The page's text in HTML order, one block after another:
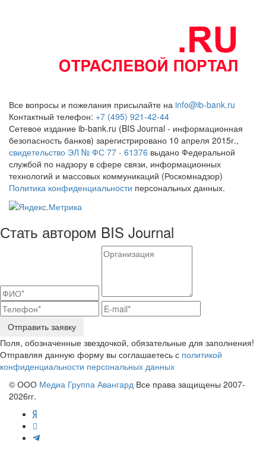
Все вопросы и пожелания присылайте на info@ib-bank.ru
Контактный телефон: +7 (495) 921-42-44
Сетевое издание ib-bank.ru (BIS Journal - информационная
безопасность банков) зарегистрировано 10 апреля 2015г.,
свидетельство ЭЛ № ФС 77 - 61376 выдано Федеральной
службой по надзору в сфере связи, информационных
технологий и массовых коммуникаций (Роскомнадзор)
Политика конфиденциальности персональных данных.
Стать автором BIS Journal
Отправить заявку
Поля, обозначенные звездочкой, обязательные для заполнения!
Отправляя данную форму вы соглашаетесь с политикой
конфиденциальности персональных данных
© ООО Медиа Группа Авангард Все права защищены 2007-
2026гг.